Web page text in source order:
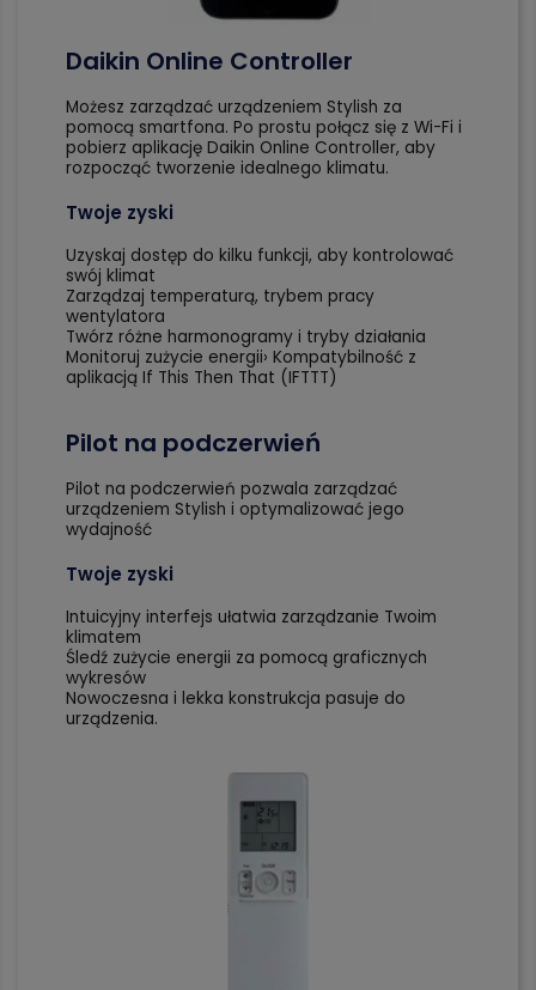
Daikin Online Controller
Możesz zarządzać urządzeniem Stylish za
pomocą smartfona. Po prostu połącz się z Wi-Fi i
pobierz aplikację Daikin Online Controller, aby
rozpocząć tworzenie idealnego klimatu.
Twoje zyski
Uzyskaj dostęp do kilku funkcji, aby kontrolować
swój klimat
Zarządzaj temperaturą, trybem pracy
wentylatora
Twórz różne harmonogramy i tryby działania
Monitoruj zużycie energii› Kompatybilność z
aplikacją If This Then That (IFTTT)
Pilot na podczerwień
Pilot na podczerwień pozwala zarządzać
urządzeniem Stylish i optymalizować jego
wydajność
Twoje zyski
Intuicyjny interfejs ułatwia zarządzanie Twoim
klimatem
Śledź zużycie energii za pomocą graficznych
wykresów
Nowoczesna i lekka konstrukcja pasuje do
urządzenia.